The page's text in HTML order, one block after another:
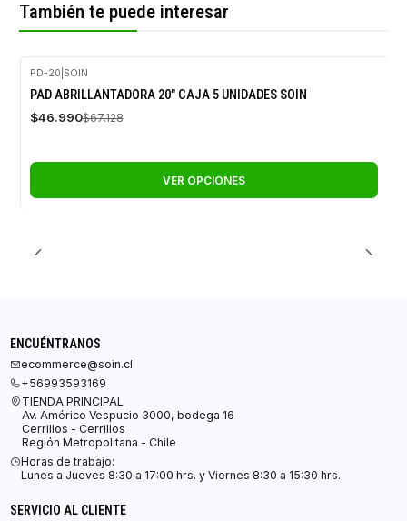
También te puede interesar
-30%
OFF
PD-20 SOIN
PAD ABRILLANTADORA 20" CAJA 5 UNIDADES SOIN
$46.990$67.128
VER OPCIONES
ENCUÉNTRANOS
ecommerce@soin.cl
+56993593169
TIENDA PRINCIPAL
Av. Américo Vespucio 3000, bodega 16
Cerrillos - Cerrillos
Región Metropolitana - Chile
Horas de trabajo:
Lunes a Jueves 8:30 a 17:00 hrs. y Viernes 8:30 a 15:30 hrs.
SERVICIO AL CLIENTE